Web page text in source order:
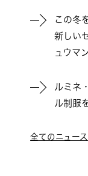
この冬
新しい
ュウマ
ルミネ
ル制服
全てのニュー